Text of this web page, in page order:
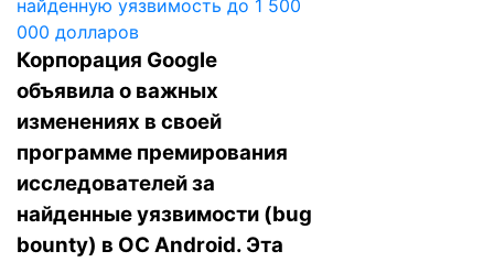
Корпорация Google
объявила о важных
изменениях в своей
программе премирования
исследователей за
найденные уязвимости (bug
bounty) в ОС Android. Эта